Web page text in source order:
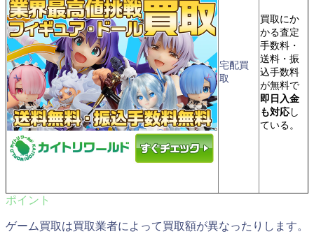
宅配買
取
買取にか
かる査定
手数料・
送料・振
込手数料
が無料で
即日入金
も対応 し
ている。
ゲーム買取は買取業者によって買取額が異なったりします。